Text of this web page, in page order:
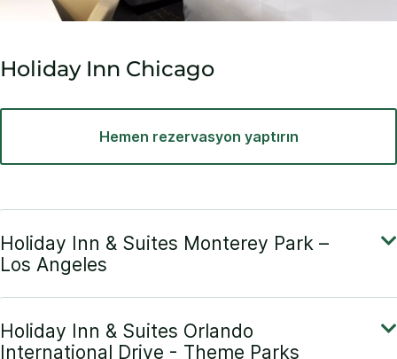
Holiday Inn Chicago
Hemen rezervasyon yaptırın